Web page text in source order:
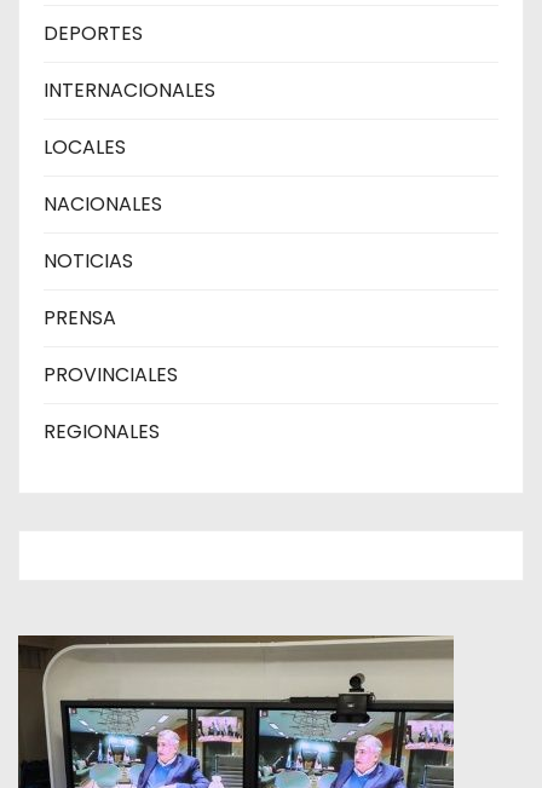
DEPORTES
INTERNACIONALES
LOCALES
NACIONALES
NOTICIAS
PRENSA
PROVINCIALES
REGIONALES